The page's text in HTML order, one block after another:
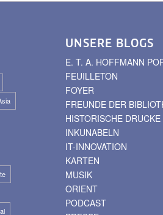
UNSERE BLOGS
E. T. A. HOFFMANN
FEUILLETON
FOYER
FREUNDE DER
HISTORISCHE DRUCKE
INKUNABELN
IT-INNOVATION
KARTEN
MUSIK
ORIENT
PODCAST